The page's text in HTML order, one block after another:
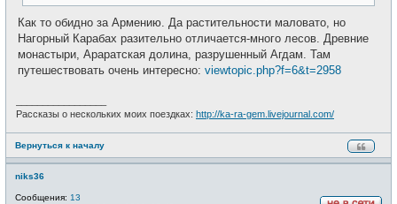
Как то обидно за Армению. Да растительности маловато, но
Нагорный Карабах разительно отличается-много лесов. Древние
монастыри, Араратская долина, разрушенный Агдам. Там
путешествовать очень интересно: viewtopic.php?f=6&t=2958
Рассказы о нескольких моих поездках: http://ka-ra-gem.livejournal.com/
Вернуться к началу
niks36
Сообщения: 13